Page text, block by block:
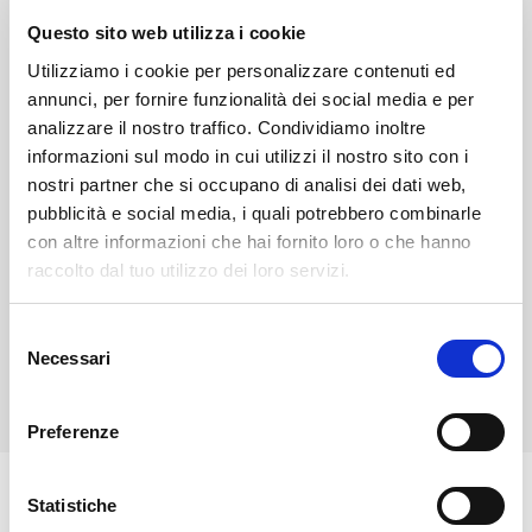
Questo sito web utilizza i cookie
Utilizziamo i cookie per personalizzare contenuti ed
annunci, per fornire funzionalità dei social media e per
analizzare il nostro traffico. Condividiamo inoltre
informazioni sul modo in cui utilizzi il nostro sito con i
nostri partner che si occupano di analisi dei dati web,
pubblicità e social media, i quali potrebbero combinarle
con altre informazioni che hai fornito loro o che hanno
raccolto dal tuo utilizzo dei loro servizi.
delNecessari
Preferenze
Statistiche
Valchiavenna
Samolaco si trova in Valchiavenna, tra il Lago di
Mezzola e le pendici del Monte Berlinghera, ed è noto
per le sue frazioni sparse e la natura incontaminata.
Da visitare la chiesa di San Giovanni all'Archetto e
l'oratorio di San Fedele, raggiungibile attraverso la Via
Francisca. È punto di partenza per escursioni verso la
musica, gastronomia e tradizioni locali.​
ll Comune di Samolaco si trova in Provincia di Sondrio,